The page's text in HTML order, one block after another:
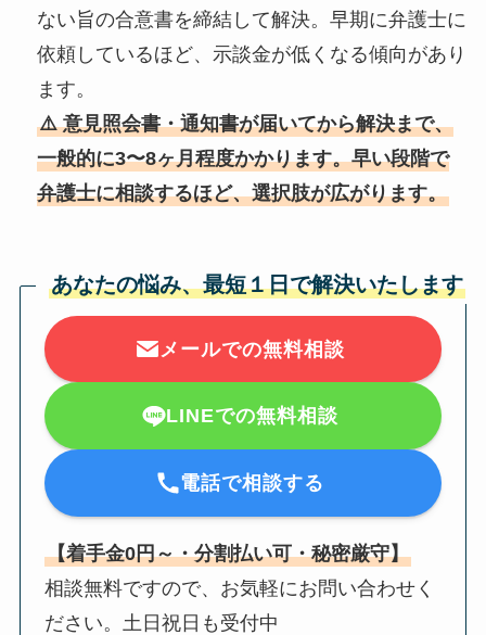
ない旨の合意書を締結して解決。早期に弁護士に
依頼しているほど、示談金が低くなる傾向があり
ます。
⚠️ 意見照会書・通知書が届いてから解決まで、
一般的に3〜8ヶ月程度かかります。早い段階で
弁護士に相談するほど、選択肢が広がります。
あなたの悩み、最短１日で解決いたします
メールでの無料相談
LINEでの無料相談
電話で相談する
【着手金0円～・分割払い可・秘密厳守】
相談無料ですので、お気軽にお問い合わせく
ださい。土日祝日も受付中